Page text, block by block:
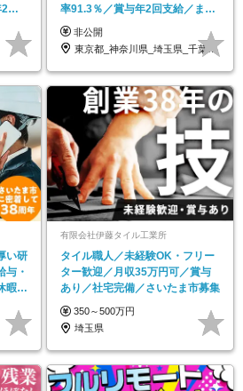
回
率91.3％／賞与年2回支給／まか
ない有
非公開
東京都_神奈川県_埼玉県_千葉県_大阪府…
い研
与・
暇実
有限会社伊藤タイル工業所
タイル職人／未経験OK・フリー
ター歓迎／月収35万円可／賞与
あり／社宅完備／さいたま市募集
350～500万円
埼玉県